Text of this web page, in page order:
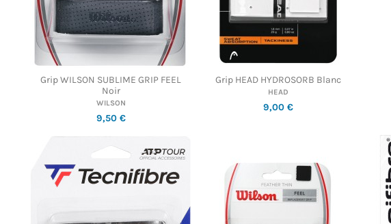
Grip WILSON SUBLIME GRIP FEEL
Noir
WILSON
9,50 €
Grip HEAD HYDROSORB Blanc
HEAD
9,00 €